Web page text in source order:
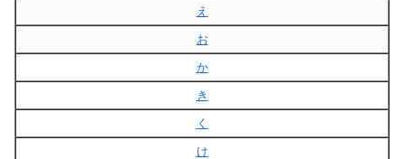
え
お
か
き
く
け